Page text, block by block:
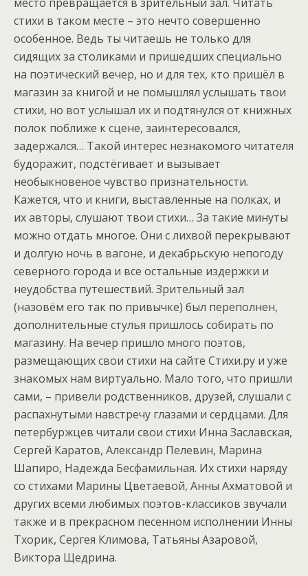
стихи в таком месте – это нечто совершенно
особенное. Ведь ты читаешь не только для
сидящих за столиками и пришедших специально
на поэтический вечер, но и для тех, кто пришёл в
магазин за книгой и не помышлял услышать твои
стихи, но вот услышал их и подтянулся от книжных
полок поближе к сцене, заинтересовался,
задержался… Такой интерес незнакомого читателя
будоражит, подстёгивает и вызывает
необыкновеное чувство признательности.
Кажется, что и книги, выставленные на полках, и
их авторы, слушают твои стихи… За такие минуты
можно отдать многое. Они с лихвой перекрывают
и долгую ночь в вагоне, и декабрьскую непогоду
северного города и все остальные издержки и
неудобства путешествий. Зрительный зал
(назовём его так по привычке) был переполнен,
дополнительные стулья пришлось собирать по
магазину. На вечер пришло много поэтов,
размещающих свои стихи на сайте Стихи.ру и уже
знакомых нам виртуально. Мало того, что пришли
сами, – привели родственников, друзей, слушали с
распахнутыми навстречу глазами и сердцами. Для
петербуржцев читали свои стихи Инна Заславская,
Сергей Каратов, Александр Пелевин, Марина
Шапиро, Надежда Бесфамильная. Их стихи наряду
со стихами Марины Цветаевой, Анны Ахматовой и
других всеми любимых поэтов-классиков звучали
также и в прекрасном песенном исполнении Инны
Тхорик, Сергея Климова, Татьяны Азаровой,
Виктора Щедрина.